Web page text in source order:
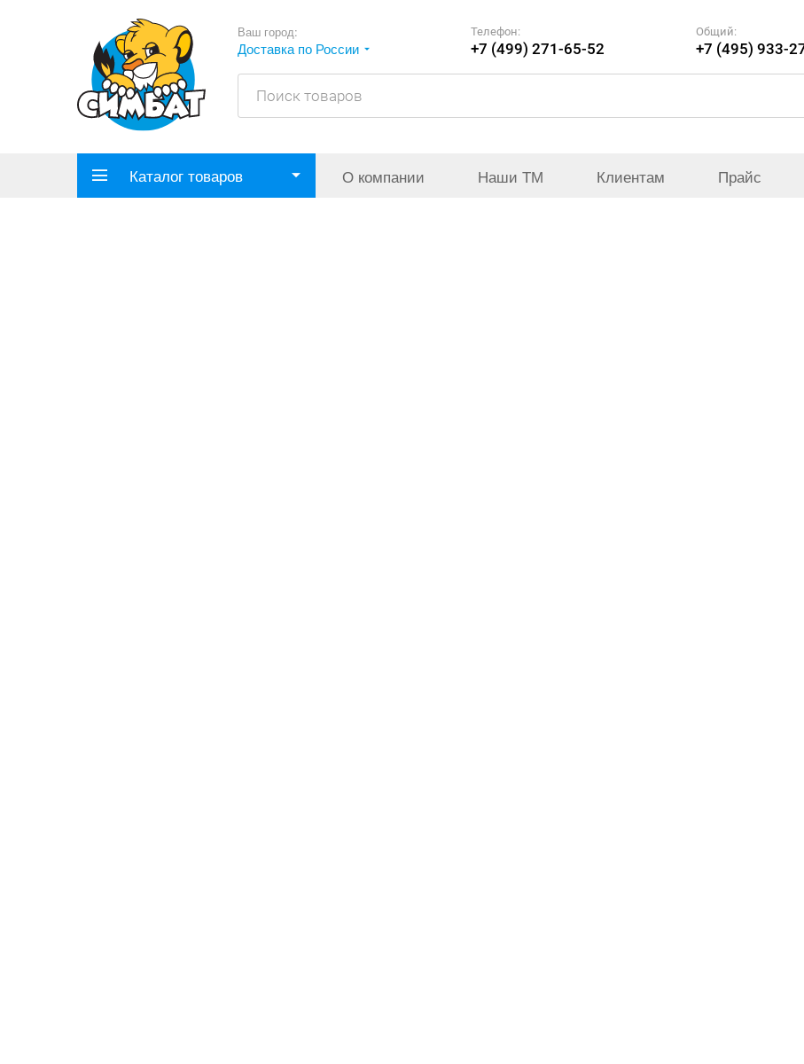
Ваш город:
Доставка по России
Телефон:
+7 (499) 271-65-52
Общий:
+7 (495) 933-
Каталог товаров О компании Наши ТМ Клиентам Прайс